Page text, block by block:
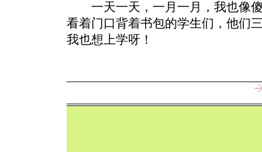
一天一天，一月一月，我也像傻
看着门口背着书包的学生们，他们
我也想上学呀！